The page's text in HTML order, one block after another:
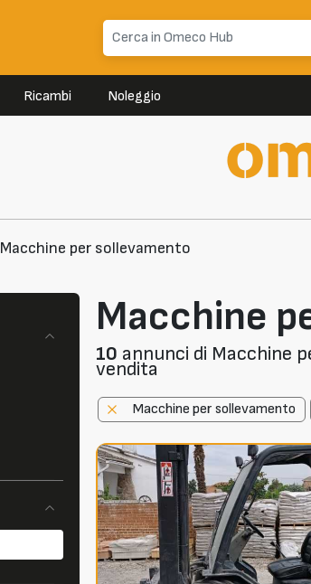
Ricambi Noleggio
Macchine per sollevamento
Macchine
10 annunci di Macchine
vendita
Macchine per sollevamento